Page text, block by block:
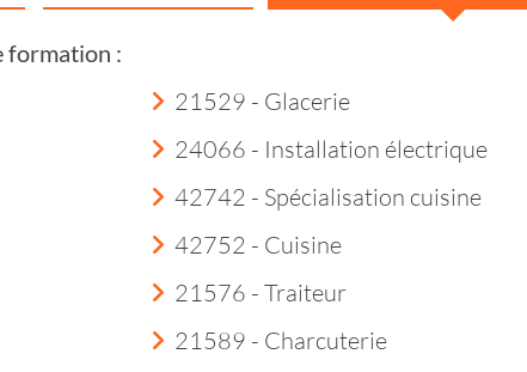
formation :
21529 - Glacerie
24066 - Installation électrique
42742 - Spécialisation cuisine
42752 - Cuisine
21576 - Traiteur
21589 - Charcuterie